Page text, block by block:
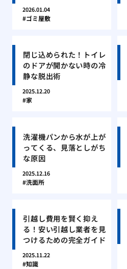
2026.01.04
ゴミ屋敷
閉じ込められた！トイレ
のドアが開かない時の冷
静な脱出術
2025.12.20
家
洗濯機パンから水が上が
ってくる、見落としがち
な原因
2025.12.16
洗面所
引越し費用を賢く抑え
る！安い引越し業者を見
つけるための完全ガイド
2025.11.22
知識